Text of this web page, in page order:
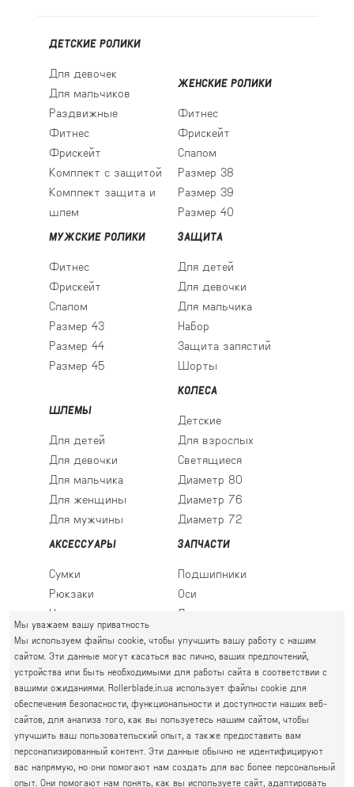
ДЕТСКИЕ РОЛИКИ
Для девочек
Для мальчиков
Раздвижные
Фитнес
Фрискейт
Комплект с защитой
Комплект защита и
шлем
ЖЕНСКИЕ РОЛИКИ
Фитнес
Фрискейт
Слалом
Размер 38
Размер 39
Размер 40
МУЖСКИЕ РОЛИКИ
Фитнес
Фрискейт
Слалом
Размер 43
Размер 44
Размер 45
ЗАЩИТА
Для детей
Для девочки
Для мальчика
Набор
Защита запястий
Шорты
ШЛЕМЫ
Для детей
Для девочки
Для мальчика
Для женщины
Для мужчины
КОЛЕСА
Детские
Для взрослых
Светящиеся
Диаметр 80
Диаметр 76
Диаметр 72
АКСЕССУАРЫ
Сумки
Рюкзаки
Носки
ЗАПЧАСТИ
Подшипники
Оси
Ледовые лезвия
ПРАВЫЙ БЕРЕГ
Святошин, Житомирская, Академгородок
Г. КИЕВ, УЛ. АКАДЕМИКА КРЫМСКОГО, 4А
ГРАФИК РАБОТЫ:
пн.-пт. 10.00 - 19.00
сб.-нд. 10.00 - 17.00
063 777-59-79
067 111-01-47
050 777-16-00
Мы уважаем вашу приватность
Мы используем файлы cookie, чтобы улучшить вашу работу с нашим
сайтом. Эти данные могут касаться вас лично, ваших предпочтений,
устройства или быть необходимыми для работы сайта в соответствии с
вашими ожиданиями. Rollerblade.in.ua использует файлы cookie для
обеспечения безопасности, функциональности и доступности наших веб-
сайтов, для анализа того, как вы пользуетесь нашим сайтом, чтобы
улучшить ваш пользовательский опыт, а также предоставить вам
персонализированный контент. Эти данные обычно не идентифицируют
вас напрямую, но они помогают нам создать для вас более персональный
опыт. Они помогают нам понять, как вы используете сайт, адаптировать